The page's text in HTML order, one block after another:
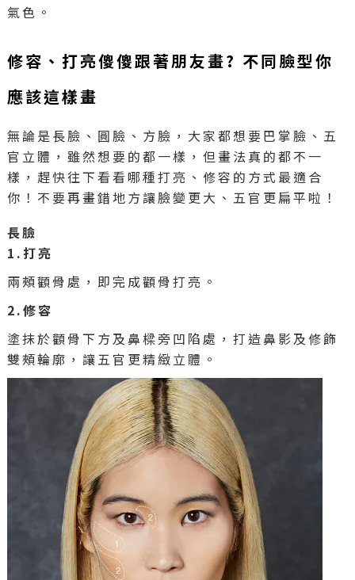
氣色。
修容、打亮傻傻跟著朋友畫? 不同臉型你
應該這樣畫
無論是長臉、圓臉、方臉，大家都想要巴掌臉、五
官立體，雖然想要的都一樣，但畫法真的都不一
樣，趕快往下看看哪種打亮、修容的方式最適合
你！不要再畫錯地方讓臉變更大、五官更扁平啦！
長臉
1.打亮
兩頰顴骨處，即完成顴骨打亮。
2.修容
塗抹於顴骨下方及鼻樑旁凹陷處，打造鼻影及修飾
雙頰輪廓，讓五官更精緻立體。